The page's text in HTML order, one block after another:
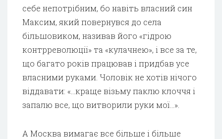
себе непотрібним, бо навіть власний син
Максим, який повернувся до села
більшовиком, називав його «гідрою
контрреволюції» та «кулачнею», і все за те,
що багато років працював і придбав усе
власними руками. Чоловік не хотів нічого
віддавати: «…краще візьму паклю клоччя і
запалю все, що витворили руки мої…».
А Москва вимагає все більше і більше